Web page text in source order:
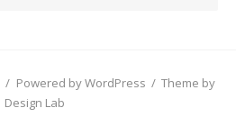
/ Powered by WordPress / Theme by
Design Lab